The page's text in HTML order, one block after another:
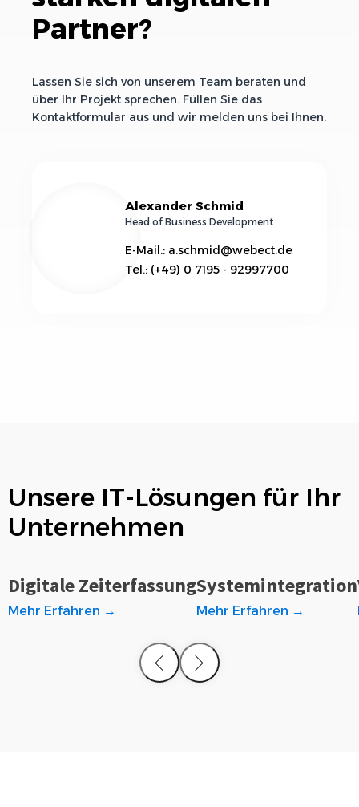
Partner?
Lassen Sie sich von unserem Team beraten und
über Ihr Projekt sprechen. Füllen Sie das
Kontaktformular aus und wir melden uns bei Ihnen.
Alexander Schmid
Head of Business Development
E-Mail.: a.schmid@webect.de
Tel.: (+49) 0 7195 - 92997700
Unsere IT-Lösungen für Ihr
Unternehmen
Digitale Zeiterfassung
Mehr Erfahren →
Systemintegration
Mehr Erfahren →